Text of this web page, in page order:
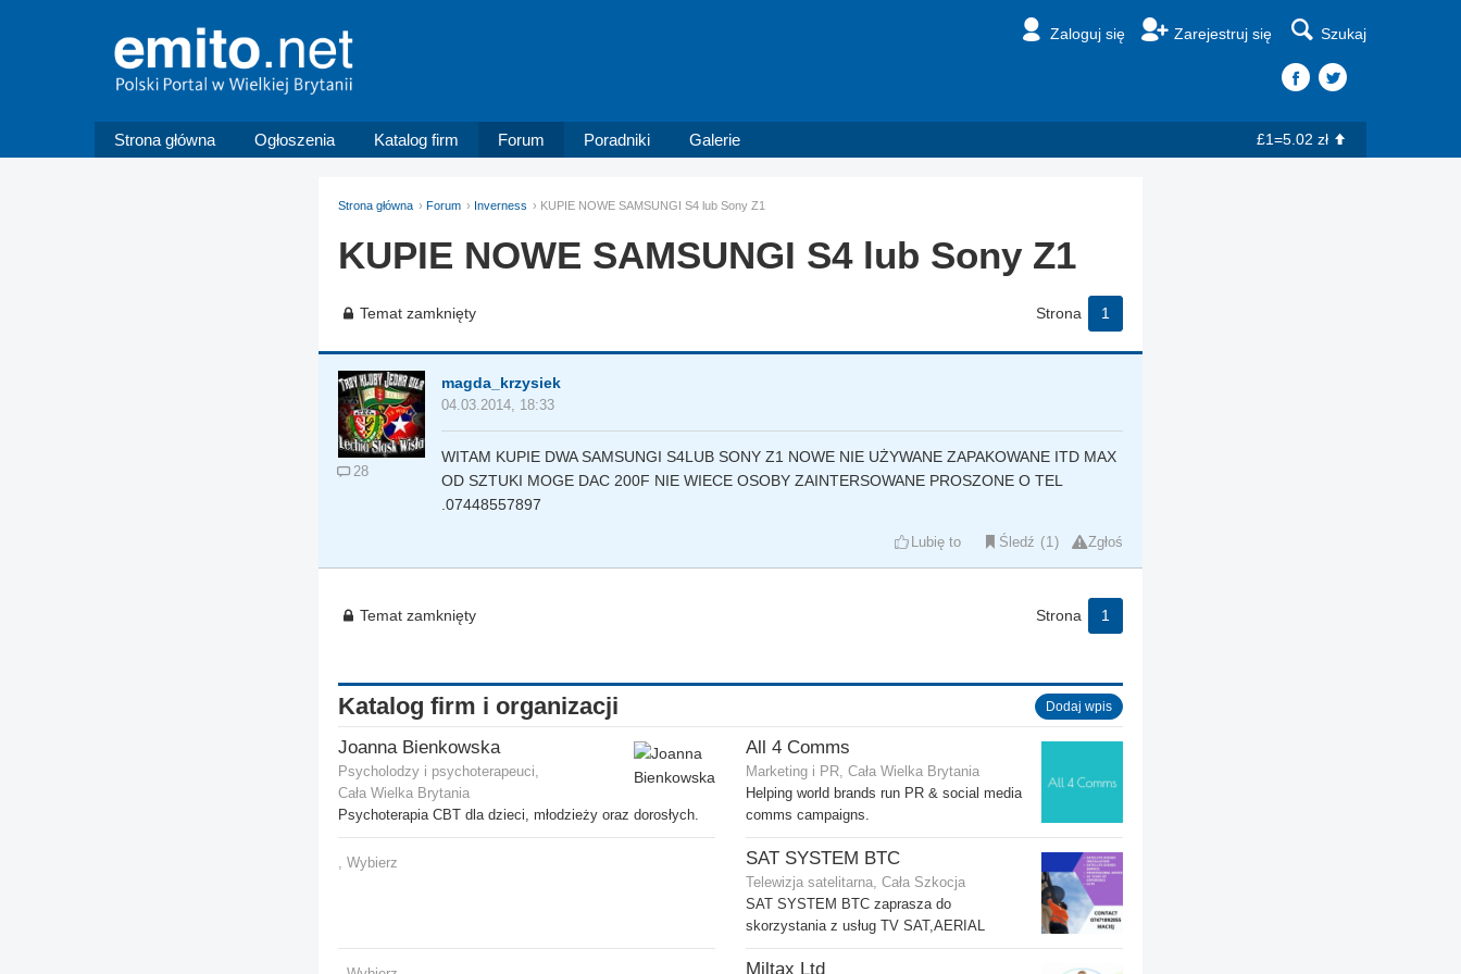
Zaloguj się Zarejestruj się Szukaj
Strona główna Ogłoszenia Katalog firm Forum Poradniki Galerie £1=5.02 zł
Strona główna Forum Inverness KUPIE NOWE SAMSUNGI S4 lub Sony Z1
KUPIE NOWE SAMSUNGI S4 lub Sony Z1
Temat zamknięty Strona 1
28
magda_krzysiek
04.03.2014, 18:33
WITAM KUPIE DWA SAMSUNGI S4LUB SONY Z1 NOWE NIE UŻYWANE ZAPAKOWANE ITD MAX
OD SZTUKI MOGE DAC 200F NIE WIECE OSOBY ZAINTERSOWANE PROSZONE O TEL
.07448557897
Lubię to Śledź 1 Zgłoś
Temat zamknięty Strona 1
Katalog firm i organizacji Dodaj wpis
Joanna Bienkowska
Psycholodzy i psychoterapeuci,
Cała Wielka Brytania
Psychoterapia CBT dla dzieci, młodzieży oraz dorosłych.
All 4 Comms
Marketing i PR, Cała Wielka Brytania
Helping world brands run PR & social media
comms campaigns.
, Wybierz SAT SYSTEM BTC
Telewizja satelitarna, Cała Szkocja
SAT SYSTEM BTC zaprasza do
skorzystania z usług TV SAT,AERIAL
Miltax Ltd